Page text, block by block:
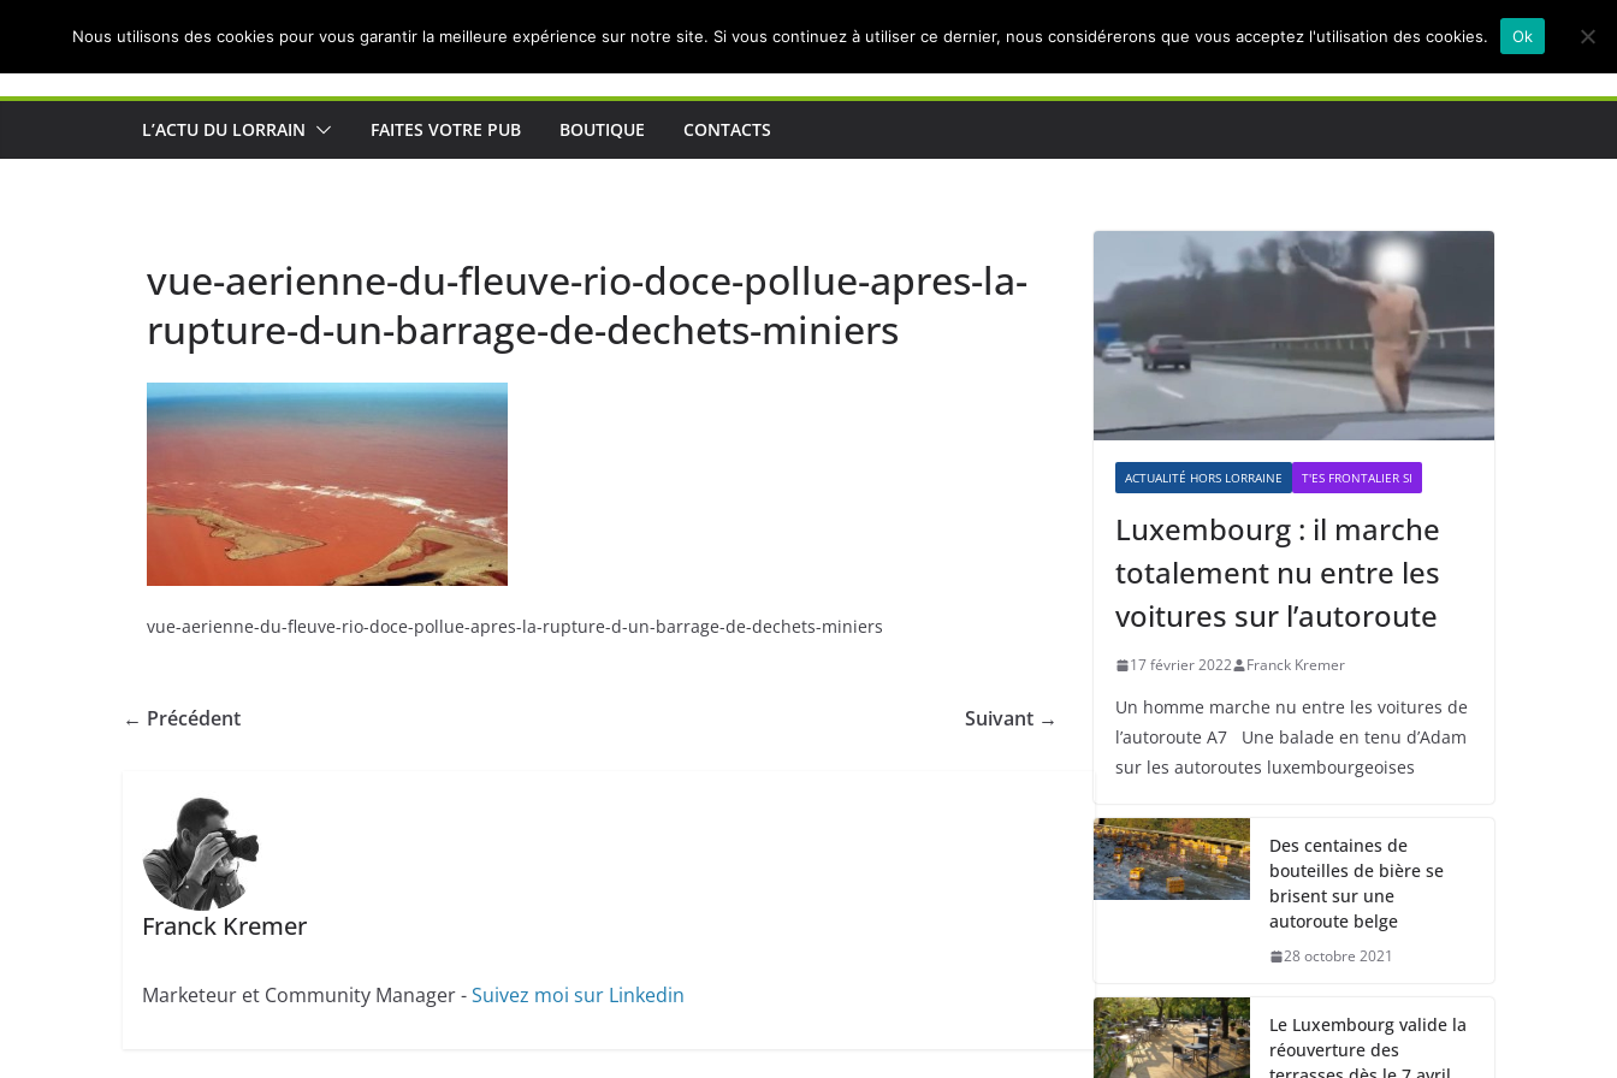
Actualités de Lorraine pour les Lorrains
L’ACTU DU LORRAIN FAITES VOTRE PUB BOUTIQUE CONTACTS
vue-aerienne-du-fleuve-rio-doce-pollue-apres-la-
rupture-d-un-barrage-de-dechets-miniers
vue-aerienne-du-fleuve-rio-doce-pollue-apres-la-rupture-d-un-barrage-de-dechets-miniers
← Précédent Suivant →
Franck Kremer
Marketeur et Community Manager -Suivez moi sur Linkedin
ACTUALITÉ HORS LORRAINE T'ES FRONTALIER SI
Luxembourg : il marche
totalement nu entre les
voitures sur l’autoroute
17 février 2022 Franck Kremer
Un homme marche nu entre les voitures de
l’autoroute A7 Une balade en tenu d’Adam
sur les autoroutes luxembourgeoises
Des centaines de
bouteilles de bière se
brisent sur une
autoroute belge
28 octobre 2021
Le Luxembourg valide la
réouverture des
Nous utilisons des cookies pour vous garantir la meilleure expérience sur notre site. Si vous continuez à utiliser ce dernier, nous considérerons que vous acceptez l'utilisation des cookies. Ok